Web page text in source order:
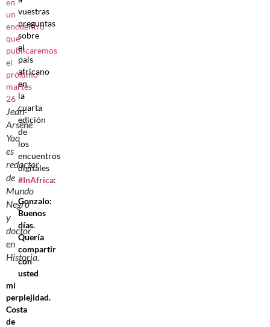
Jean-
Arsène
Yao
es
redactor
de
Mundo
Negro
y
doctor
en
Historia.
vuestras
preguntas
sobre
el
país
africano
en
la
cuarta
edición
de
los
encuentros
digitales
#InAfrica:
Gonzalo:
Buenos
días.
Quería
compartir
con
usted
mi
perplejidad.
Costa
de